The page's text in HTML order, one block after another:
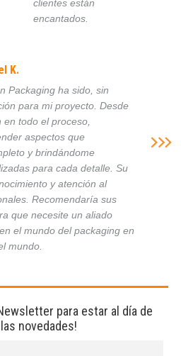
clientes están
encantados.
K.
Packaging ha sido, sin
para mi proyecto. Desde
todo el proceso,
aspectos que
y brindándome
para cada detalle. Su
y atención al
Recomendaría sus
que necesite un aliado
el mundo del packaging en
mundo.
para estar al día de
novedades!